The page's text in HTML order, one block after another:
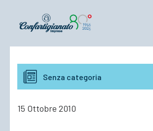
Notizie e Documenti
Confartigianato
Senza categoria
15 Ottobre 2010